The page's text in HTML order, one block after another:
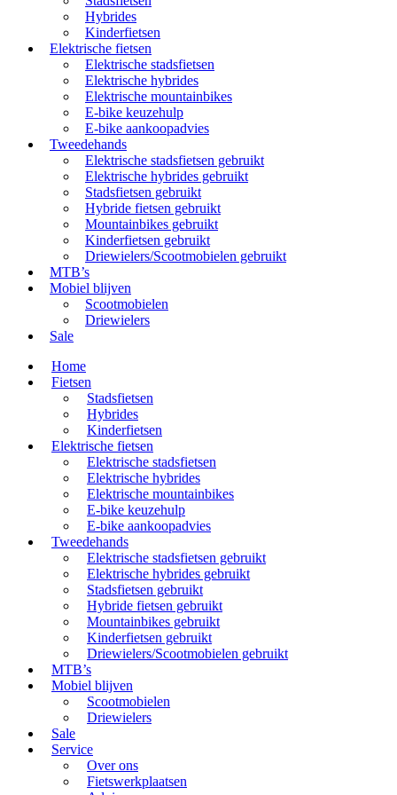
Hybrides
Kinderfietsen
Elektrische fietsen
Elektrische stadsfietsen
Elektrische hybrides
Elektrische mountainbikes
E-bike keuzehulp
E-bike aankoopadvies
Tweedehands
Elektrische stadsfietsen gebruikt
Elektrische hybrides gebruikt
Stadsfietsen gebruikt
Hybride fietsen gebruikt
Mountainbikes gebruikt
Kinderfietsen gebruikt
Driewielers/Scootmobielen gebruikt
MTB’s
Mobiel blijven
Scootmobielen
Driewielers
Sale
Home
Fietsen
Stadsfietsen
Hybrides
Kinderfietsen
Elektrische fietsen
Elektrische stadsfietsen
Elektrische hybrides
Elektrische mountainbikes
E-bike keuzehulp
E-bike aankoopadvies
Tweedehands
Elektrische stadsfietsen gebruikt
Elektrische hybrides gebruikt
Stadsfietsen gebruikt
Hybride fietsen gebruikt
Mountainbikes gebruikt
Kinderfietsen gebruikt
Driewielers/Scootmobielen gebruikt
MTB’s
Mobiel blijven
Scootmobielen
Driewielers
Sale
Service
Over ons
Fietswerkplaatsen